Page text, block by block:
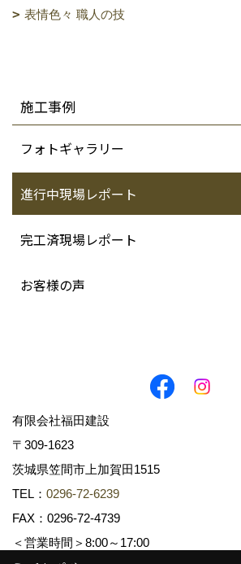
表情色々 職人の技
施工事例
フォトギャラリー
進行中現場レポート
完工済現場レポート
お客様の声
有限会社福田建設
〒309-1623
茨城県笠間市上加賀田1515
TEL： 0296-72-6239
FAX：0296-72-4739
＜営業時間＞8:00～17:00